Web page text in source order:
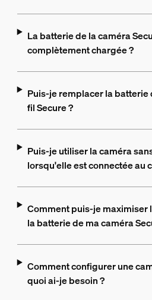
La batterie de la caméra
complètement chargée ?
Puis-je remplacer la batterie
fil Secure ?
Puis-je utiliser la caméra
lorsqu'elle est connectée au
Comment puis-je maximiser
la batterie de ma caméra
Comment configurer une
quoi ai-je besoin ?